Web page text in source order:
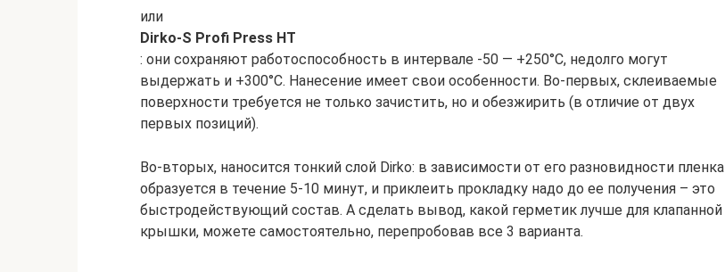
или
Dirko-S Profi Press HT
: они сохраняют работоспособность в интервале -50 — +250°C, недолго могут
выдержать и +300°C. Нанесение имеет свои особенности. Во-первых, склеиваемые
поверхности требуется не только зачистить, но и обезжирить (в отличие от двух
первых позиций).
Во-вторых, наносится тонкий слой Dirko: в зависимости от его разновидности пленка
образуется в течение 5-10 минут, и приклеить прокладку надо до ее получения – это
быстродействующий состав. А сделать вывод, какой герметик лучше для клапанной
крышки, можете самостоятельно, перепробовав все 3 варианта.